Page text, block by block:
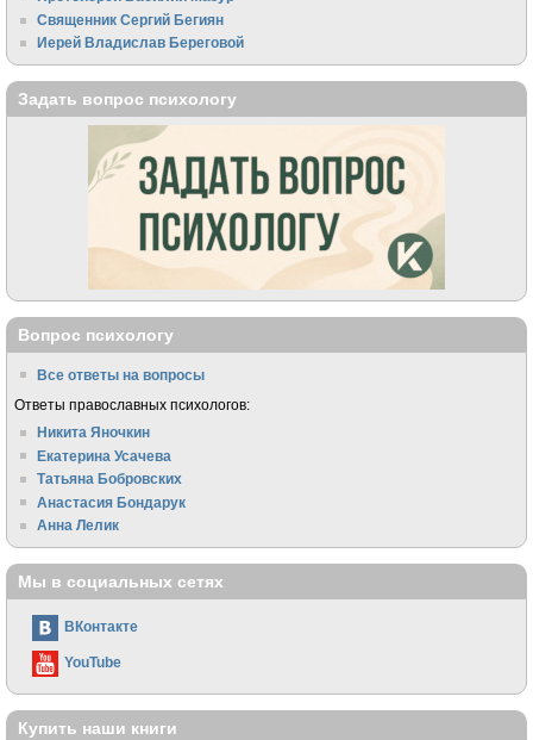
Священник Сергий Бегиян
Иерей Владислав Береговой
Задать вопрос психологу
Вопрос психологу
Все ответы на вопросы
Ответы православных психологов:
Никита Яночкин
Екатерина Усачева
Татьяна Бобровских
Анастасия Бондарук
Анна Лелик
Мы в социальных сетях
ВКонтакте
YouTube
Купить наши книги